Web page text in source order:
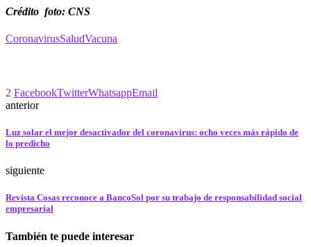
Crédito foto: CNS
CoronavirusSaludVacuna
2 FacebookTwitterWhatsappEmail
anterior
Luz solar el mejor desactivador del coronavirus: ocho veces más rápido de
lo predicho
siguiente
Revista Cosas reconoce a BancoSol por su trabajo de responsabilidad social
empresarial
También te puede interesar